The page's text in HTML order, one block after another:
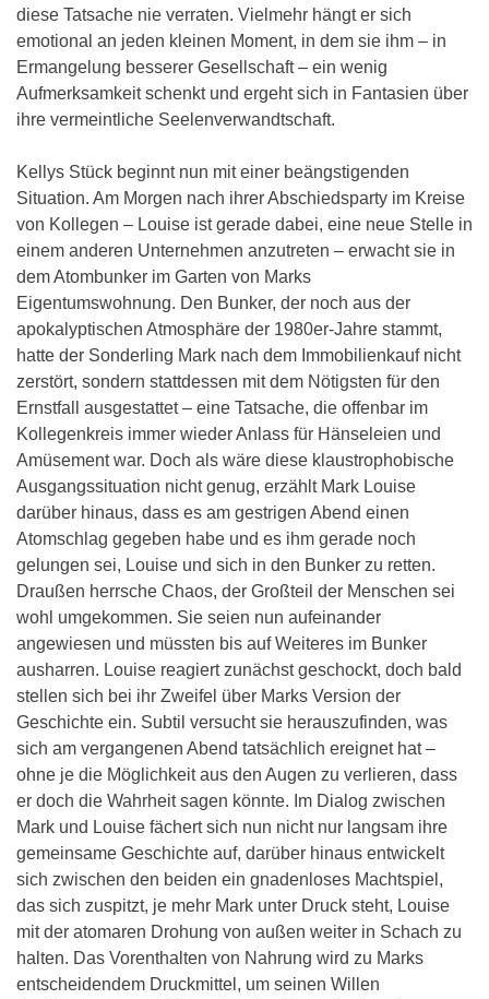
diese Tatsache nie verraten. Vielmehr hängt er sich
emotional an jeden kleinen Moment, in dem sie ihm – in
Ermangelung besserer Gesellschaft – ein wenig
Aufmerksamkeit schenkt und ergeht sich in Fantasien über
ihre vermeintliche Seelenverwandtschaft.
Kellys Stück beginnt nun mit einer beängstigenden
Situation. Am Morgen nach ihrer Abschiedsparty im Kreise
von Kollegen – Louise ist gerade dabei, eine neue Stelle in
einem anderen Unternehmen anzutreten – erwacht sie in
dem Atombunker im Garten von Marks
Eigentumswohnung. Den Bunker, der noch aus der
apokalyptischen Atmosphäre der 1980er-Jahre stammt,
hatte der Sonderling Mark nach dem Immobilienkauf nicht
zerstört, sondern stattdessen mit dem Nötigsten für den
Ernstfall ausgestattet – eine Tatsache, die offenbar im
Kollegenkreis immer wieder Anlass für Hänseleien und
Amüsement war. Doch als wäre diese klaustrophobische
Ausgangssituation nicht genug, erzählt Mark Louise
darüber hinaus, dass es am gestrigen Abend einen
Atomschlag gegeben habe und es ihm gerade noch
gelungen sei, Louise und sich in den Bunker zu retten.
Draußen herrsche Chaos, der Großteil der Menschen sei
wohl umgekommen. Sie seien nun aufeinander
angewiesen und müssten bis auf Weiteres im Bunker
ausharren. Louise reagiert zunächst geschockt, doch bald
stellen sich bei ihr Zweifel über Marks Version der
Geschichte ein. Subtil versucht sie herauszufinden, was
sich am vergangenen Abend tatsächlich ereignet hat –
ohne je die Möglichkeit aus den Augen zu verlieren, dass
er doch die Wahrheit sagen könnte. Im Dialog zwischen
Mark und Louise fächert sich nun nicht nur langsam ihre
gemeinsame Geschichte auf, darüber hinaus entwickelt
sich zwischen den beiden ein gnadenloses Machtspiel,
das sich zuspitzt, je mehr Mark unter Druck steht, Louise
mit der atomaren Drohung von außen weiter in Schach zu
halten. Das Vorenthalten von Nahrung wird zu Marks
entscheidendem Druckmittel, um seinen Willen